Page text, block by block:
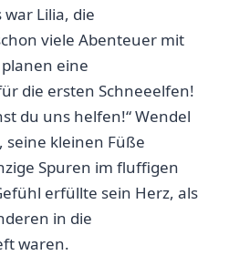
‌Lilia, die
viele Abenteuer mit
eine
die ersten Schneeelfen!
du uns helfen!“ ​Wendel
kleinen⁢ Füße
‍Spuren im fluffigen
​erfüllte sein Herz, als
in die
waren.